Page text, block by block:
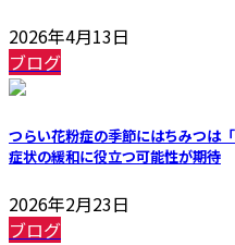
2026年4月13日
ブログ
つらい花粉症の季節にはちみつは
症状の緩和に役立つ可能性が期待
2026年2月23日
ブログ